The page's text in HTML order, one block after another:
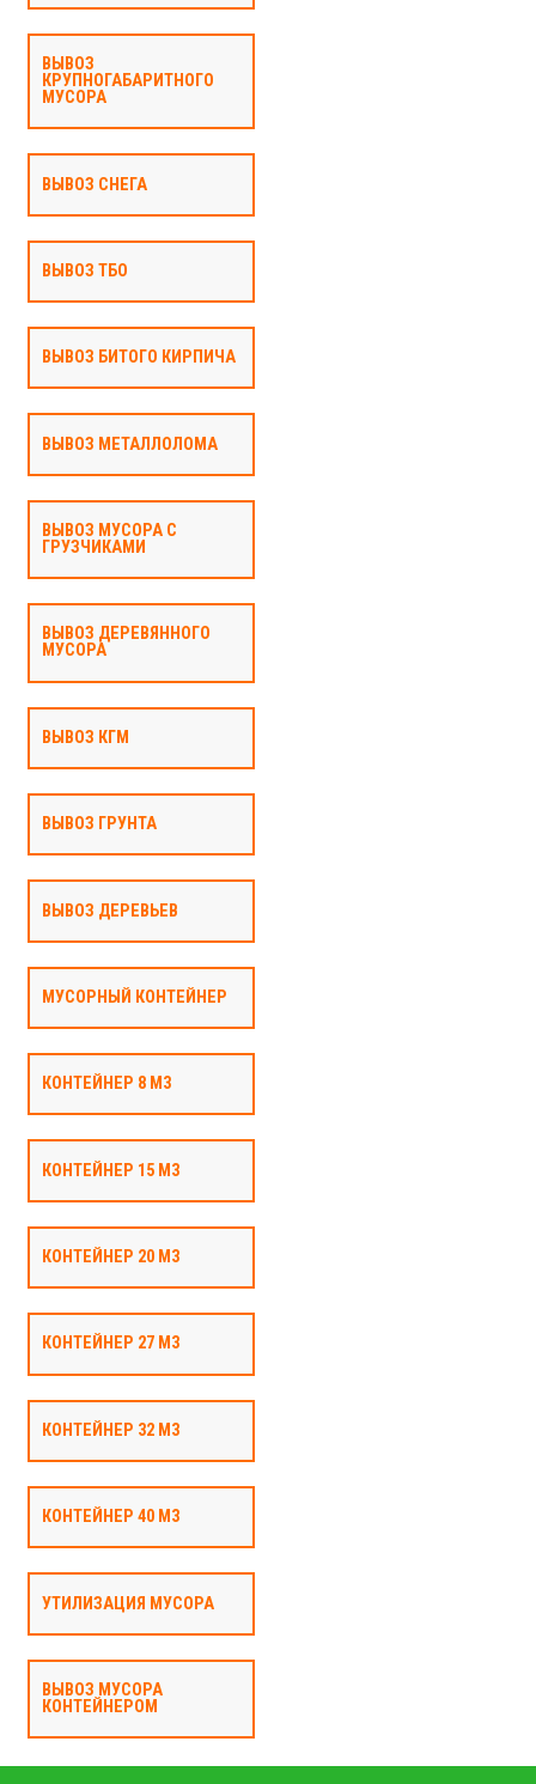
ВЫВОЗ
КРУПНОГАБАРИТНОГО
МУСОРА
ВЫВОЗ СНЕГА
ВЫВОЗ ТБО
ВЫВОЗ БИТОГО КИРПИЧА
ВЫВОЗ МЕТАЛЛОЛОМА
ВЫВОЗ МУСОРА С
ГРУЗЧИКАМИ
ВЫВОЗ ДЕРЕВЯННОГО
МУСОРА
ВЫВОЗ КГМ
ВЫВОЗ ГРУНТА
ВЫВОЗ ДЕРЕВЬЕВ
МУСОРНЫЙ КОНТЕЙНЕР
КОНТЕЙНЕР 8 М3
КОНТЕЙНЕР 15 М3
КОНТЕЙНЕР 20 М3
КОНТЕЙНЕР 27 М3
КОНТЕЙНЕР 32 М3
КОНТЕЙНЕР 40 М3
УТИЛИЗАЦИЯ МУСОРА
ВЫВОЗ МУСОРА
КОНТЕЙНЕРОМ